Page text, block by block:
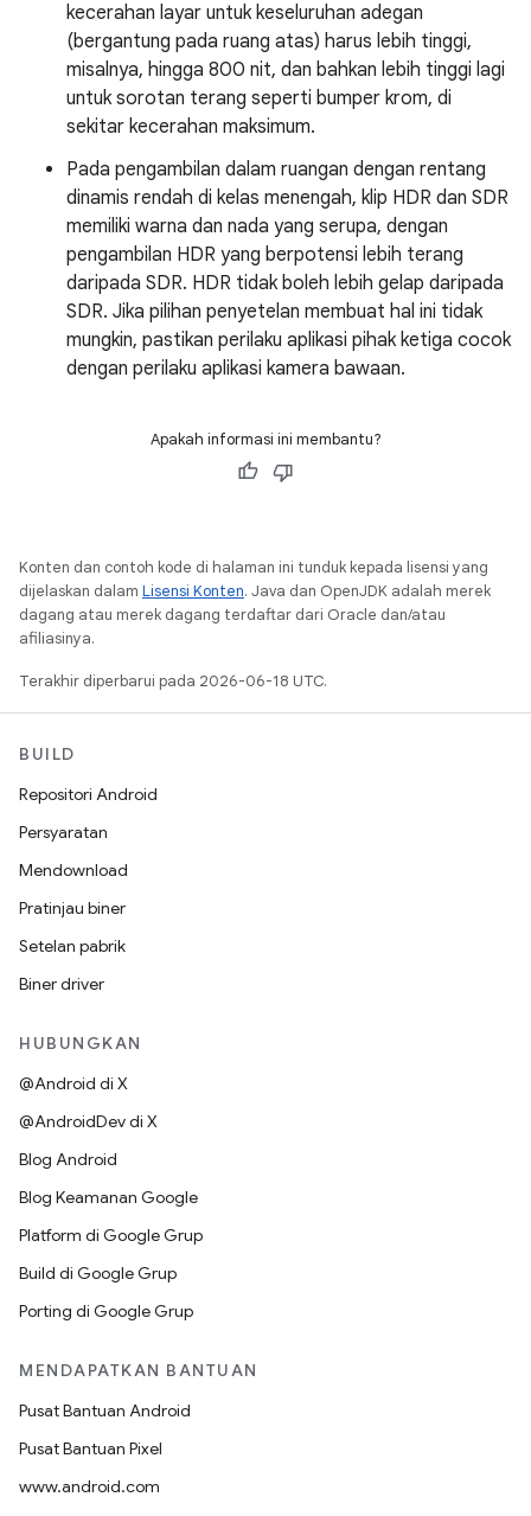
kecerahan layar untuk keseluruhan adegan
(bergantung pada ruang atas) harus lebih tinggi,
misalnya, hingga 800 nit, dan bahkan lebih tinggi lagi
untuk sorotan terang seperti bumper krom, di
sekitar kecerahan maksimum.
Pada pengambilan dalam ruangan dengan rentang
dinamis rendah di kelas menengah, klip HDR dan SDR
memiliki warna dan nada yang serupa, dengan
pengambilan HDR yang berpotensi lebih terang
daripada SDR. HDR tidak boleh lebih gelap daripada
SDR. Jika pilihan penyetelan membuat hal ini tidak
mungkin, pastikan perilaku aplikasi pihak ketiga cocok
dengan perilaku aplikasi kamera bawaan.
Apakah informasi ini membantu?
Konten dan contoh kode di halaman ini tunduk kepada lisensi yang
dijelaskan dalam Lisensi Konten. Java dan OpenJDK adalah merek
dagang atau merek dagang terdaftar dari Oracle dan/atau
afiliasinya.
Terakhir diperbarui pada 2026-06-18 UTC.
BUILD
Repositori Android
Persyaratan
Mendownload
Pratinjau biner
Setelan pabrik
Biner driver
HUBUNGKAN
@Android di X
@AndroidDev di X
Blog Android
Blog Keamanan Google
Platform di Google Grup
Build di Google Grup
Porting di Google Grup
MENDAPATKAN BANTUAN
Pusat Bantuan Android
Pusat Bantuan Pixel
www.android.com